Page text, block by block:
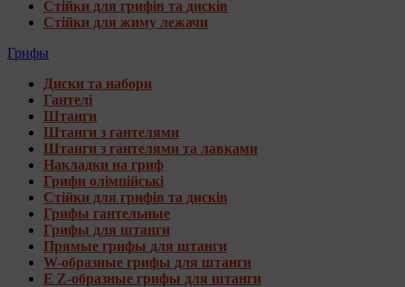
Стійки для грифів та дисків
Стійки для жиму лежачи
Грифы
Диски та набори
Гантелі
Штанги
Штанги з гантелями
Штанги з гантелями та лавками
Накладки на гриф
Грифи олімпійські
Стійки для грифів та дисків
Грифы гантельные
Грифы для штанги
Прямые грифы для штанги
W-образные грифы для штанги
E Z-образные грифы для штанги